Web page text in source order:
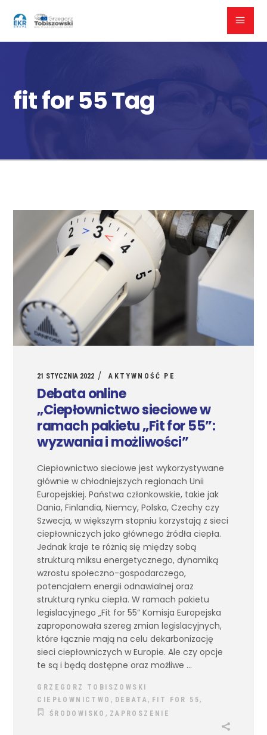
fit for 55 Tag
21 STYCZNIA 2022 AKTYWNOŚĆ PE
Debata online
„Ciepłownictwo sieciowe w
ramach pakietu „Fit for 55”:
wyzwania i możliwości”
Ciepłownictwo sieciowe jest wykorzystywane
głównie w chłodniejszych regionach Unii
Europejskiej. Państwa członkowskie, takie jak
Dania, Finlandia, Niemcy, Polska, Czechy czy
Szwecja, w większym stopniu korzystają z sieci
ciepłowniczych jako głównego źródła ciepła.
Jednak kraje te różnią się między sobą
strukturą miksu energetycznego, dynamiką
wzrostu społeczno-gospodarczego,
potencjałem energii odnawialnej oraz
strukturą rynku ciepła. W ramach pakietu
legislacyjnego „Fit for 55” Komisja Europejska
zaproponowała szereg zmian legislacyjnych,
które łącznie mają na celu dekarbonizację
sieci ciepłowniczych w Europie. Ale czy opcje
te są i będą dostępne oraz możliwe
GRZEGORZ TOBISZOWSKI
CIEPŁOWNICTWO , DEBATA , FIT FOR 55,
ŚRODOWISKO , ZAPROSZENIE